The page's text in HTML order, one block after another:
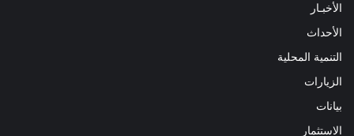
الأخبـار
الأحداث
التنمية المحلية
الزيارات
بيانات
الاستثمار